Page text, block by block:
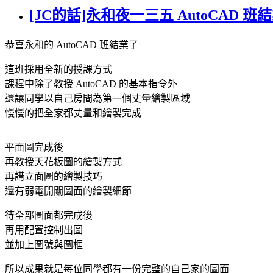
[JC的話]永和夜一三五 AutoCAD 班
恭喜永和的 AutoCAD 班結業了
這班採用全新的授課方式
課程中除了教授 AutoCAD 的基本指令外
還讓同學以自己房間為第一個丈量繪製區域
慢慢的把全家都丈量和繪製完成
平面圖完成後
再教授天花板圖的繪製方式
再講立面圖的繪製技巧
還有弱電開關圖面的繪製細節
待全部圖面都完成後
再用配置控制出圖
並加上圖號與圖框
所以成果就是每位同學都有一份完整的自己家的圖面